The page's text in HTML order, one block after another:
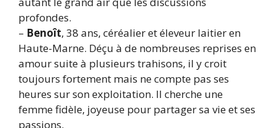
profondes.
– Benoît, 38 ans, céréalier et éleveur laitier en
Haute-Marne. Déçu à de nombreuses reprises en
amour suite à plusieurs trahisons, il y croit
toujours fortement mais ne compte pas ses
heures sur son exploitation. Il cherche une
femme fidèle, joyeuse pour partager sa vie et ses
passions.